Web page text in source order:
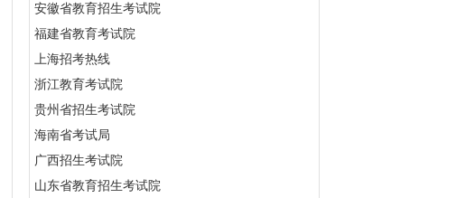
安徽省教育招生考试院
福建省教育考试院
上海招考热线
浙江教育考试院
贵州省招生考试院
海南省考试局
广西招生考试院
山东省教育招生考试院